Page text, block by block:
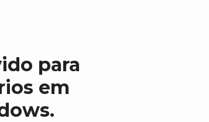
para
em